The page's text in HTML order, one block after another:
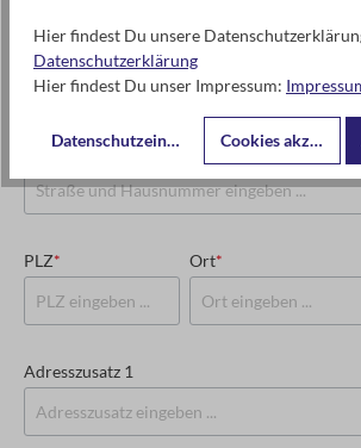
USt-IdNr. oder Steuernummer
Straße und Hausnummer
PLZ* Ort*
Adresszusatz 1
Hier findest Du unsere
Datenschutzerklärung
Hier findest Du unser Impressum:
DatenschutzeinstellungenCookies